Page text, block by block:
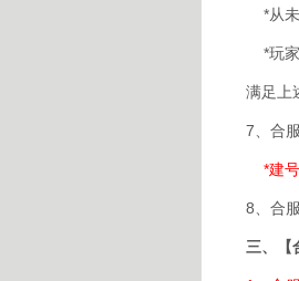
*从未
*玩家
满足上
7、合
*建号
8、合
三、【